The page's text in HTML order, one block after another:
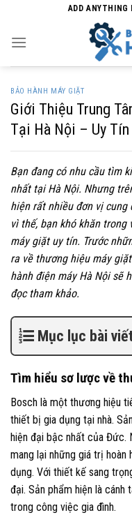
content
ADD ANYTHING
BẢO HÀNH MÁY GIẶT
Giới Thiệu Trung
Tại Hà Nội – Uy Tín
Bạn đang có nhu cầu tìm
nhất tại Hà Nội. Nhưng
hiện rất nhiều đơn vị cung
vì thế, bạn khó khăn
máy giặt uy tín. Trước
ra về thương hiệu máy
hành điện máy Hà Nội sẽ
đọc tham khảo.
Mục lục bài
Tìm hiểu sơ lược về
Bosch là một thương hiệu
thiết bị gia dụng tại nhà.
hiện đại bậc nhất của Đức.
mang lại những giá trị hoàn
dụng. Với thiết kế sang
đại. Sản phẩm hiện là
trong công việc gia đình.